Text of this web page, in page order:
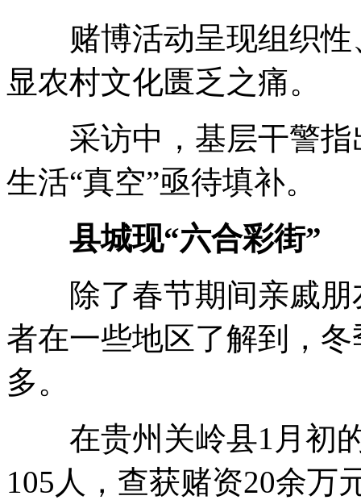
赌博活动呈现组织性
显农村文化匮乏之痛。
采访中，基层干警指
生活“真空”亟待填补。
县城现“六合彩街”
除了春节期间亲戚朋
者在一些地区了解到，
多。
在贵州关岭县1月初的
105人，查获赌资20余万